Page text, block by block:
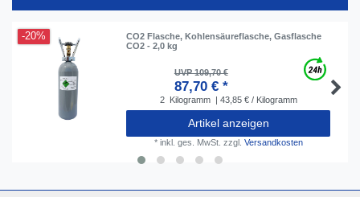
-20%
CO2 Flasche, Kohlensäureflasche, Gasflasche
CO2 - 2,0 kg
UVP 109,70 €
87,70 € *
2 Kilogramm | 43,85 € / Kilogramm
Artikel anzeigen
* inkl. ges. MwSt. zzgl. Versandkosten